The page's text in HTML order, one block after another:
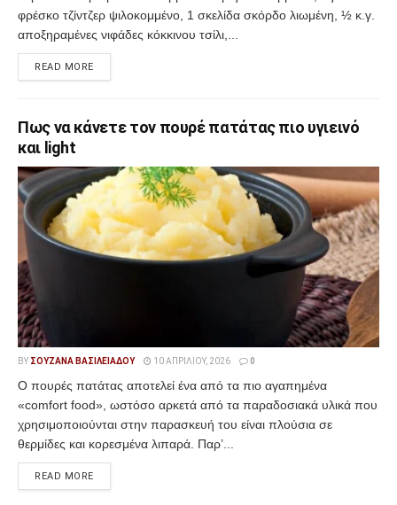
φρέσκο τζίντζερ ψιλοκομμένο, 1 σκελίδα σκόρδο λιωμένη, ½ κ.γ.
αποξηραμένες νιφάδες κόκκινου τσίλι,...
READ MORE
Πως να κάνετε τον πουρέ πατάτας πιο υγιεινό
και light
BY ΣΟΥΖΆΝΑ ΒΑΣΙΛΕΙΆΔΟΥ 10 ΑΠΡΙΛΊΟΥ, 2026 0
Ο πουρές πατάτας αποτελεί ένα από τα πιο αγαπημένα
«comfort food», ωστόσο αρκετά από τα παραδοσιακά υλικά που
χρησιμοποιούνται στην παρασκευή του είναι πλούσια σε
θερμίδες και κορεσμένα λιπαρά. Παρ’...
READ MORE